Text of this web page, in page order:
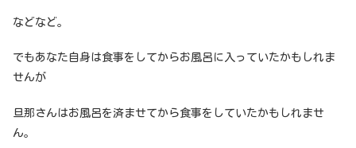
などなど。
でもあなた自身は食事をしてからお風呂に入っていたかもしれま
せんが
旦那さんはお風呂を済ませてから食事をしていたかもしれませ
ん。